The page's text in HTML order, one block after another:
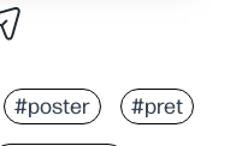
#poster #pret